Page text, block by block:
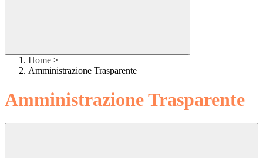
Home >
Amministrazione Trasparente
Amministrazione Trasparente